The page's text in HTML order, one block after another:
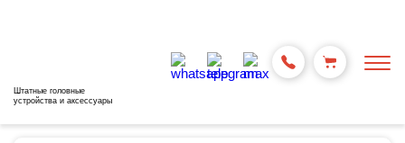
Штатные головные
устройства и аксессуары